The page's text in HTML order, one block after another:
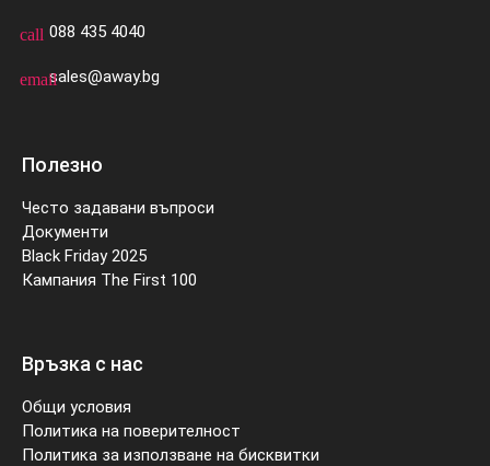
call 088 435 4040
emailsales@away.bg
Полезно
Често задавани въпроси
Документи
Black Friday 2025
Кампания The First 100
Връзка с нас
Общи условия
Политика на поверителност
Политика за използване на бисквитки